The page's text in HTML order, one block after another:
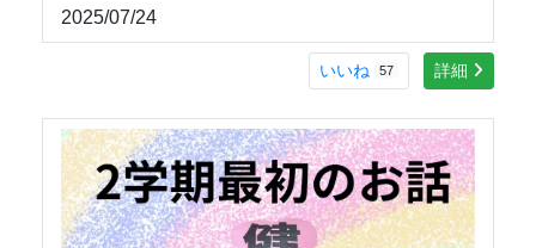
2025/07/24
いいね 57 詳細